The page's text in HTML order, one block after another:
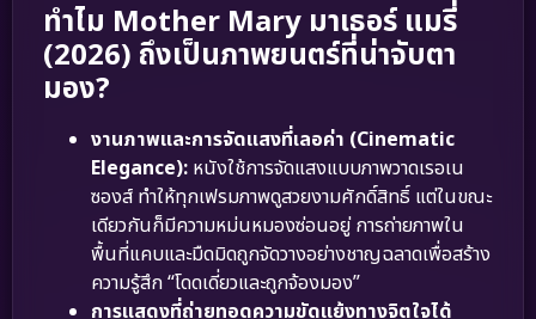
ทำไม Mother Mary มาเธอร์ แมรี่
(2026) ถึงเป็นภาพยนตร์ที่น่าจับตา
มอง?
งานภาพและการจัดแสงที่เลอค่า (Cinematic
Elegance): หนังใช้การจัดแสงแบบภาพวาดเรอเน
ซองส์ ทำให้ทุกเฟรมภาพดูสวยงามศักดิ์สิทธิ์ แต่ในขณะ
เดียวกันก็มีความหม่นหมองซ่อนอยู่ การถ่ายภาพใน
พื้นที่แคบและมืดมิดถูกจัดวางอย่างชาญฉลาดเพื่อสร้าง
ความรู้สึก “โดดเดี่ยวและถูกจ้องมอง”
การแสดงที่ถ่ายทอดความขัดแย้งทางจิตใจได้